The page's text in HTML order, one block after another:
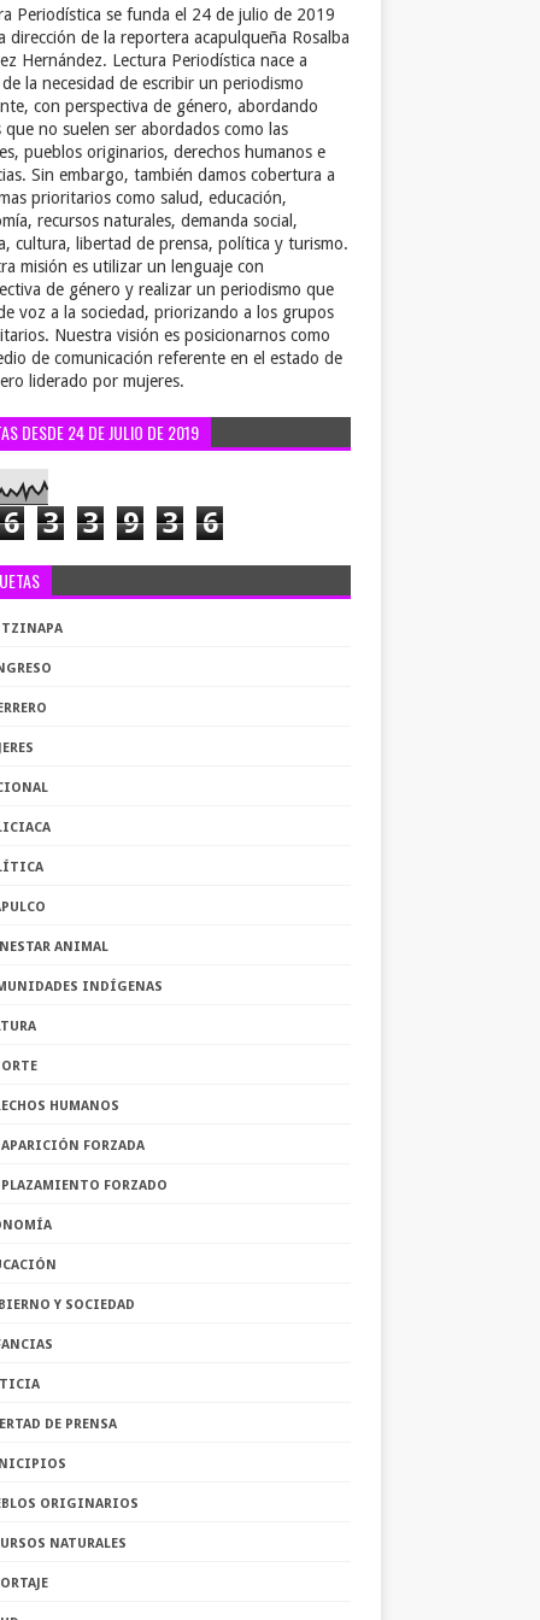
Periodística se funda el 24 de julio de 2019
dirección de la reportera acapulqueña Rosalba
Hernández. Lectura Periodística nace a
la necesidad de escribir un periodismo
con perspectiva de género, abordando
que no suelen ser abordados como las
pueblos originarios, derechos humanos e
Sin embargo, también damos cobertura a
prioritarios como salud, educación,
recursos naturales, demanda social,
cultura, libertad de prensa, política y turismo.
misión es utilizar un lenguaje con
de género y realizar un periodismo que
voz a la sociedad, priorizando a los grupos
Nuestra visión es posicionarnos como
de comunicación referente en el estado de
liderado por mujeres.
DESDE 24 DE JULIO DE 2019
6 3 3 9 3 6
ANIMAL
INDÍGENAS
HUMANOS
FORZADA
FORZADO
Y SOCIEDAD
DE PRENSA
ORIGINARIOS
NATURALES